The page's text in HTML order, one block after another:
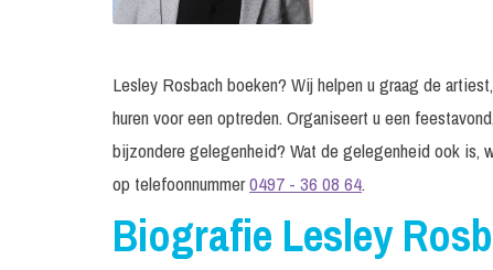
Lesley Rosbach boeken? Wij helpen u graag de
huren voor een optreden. Organiseert u een
bijzondere gelegenheid? Wat de gelegenheid ook is,
op telefoonnummer0497 - 36 08 64.
Biografie Lesley